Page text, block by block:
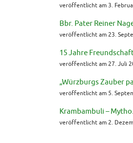
veröffentlicht am 3.
Bbr. Pater Reiner
veröffentlicht am 23.
15 Jahre
veröffentlicht am 27. Juli
„Würzburgs Zauber
veröffentlicht am 5.
Krambambuli –
veröffentlicht am 2.